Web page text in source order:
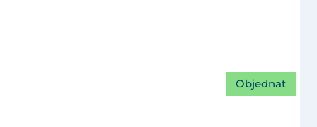
Objednat